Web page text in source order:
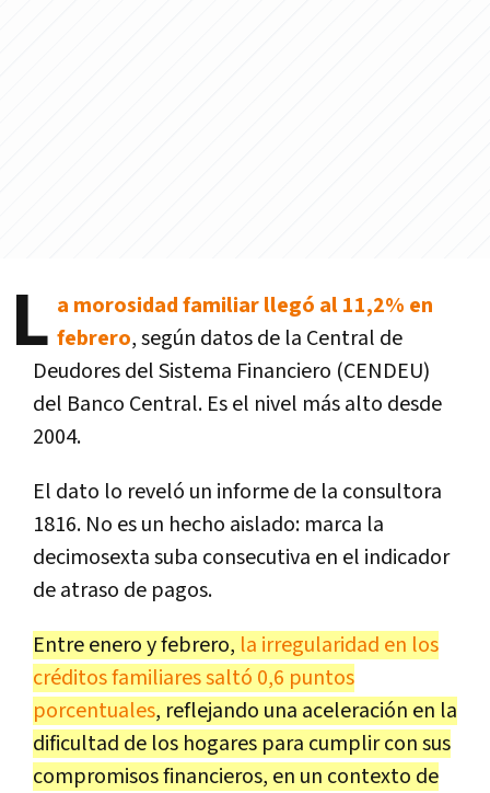
L a morosidad familiar llegó al 11,2% en
febrero, según datos de la Central de
Deudores del Sistema Financiero (CENDEU)
del Banco Central. Es el nivel más alto desde
2004.
El dato lo reveló un informe de la consultora
1816. No es un hecho aislado: marca la
decimosexta suba consecutiva en el indicador
de atraso de pagos.
Entre enero y febrero, la irregularidad en los
créditos familiares saltó 0,6 puntos
porcentuales, reflejando una aceleración en la
dificultad de los hogares para cumplir con sus
compromisos financieros, en un contexto de